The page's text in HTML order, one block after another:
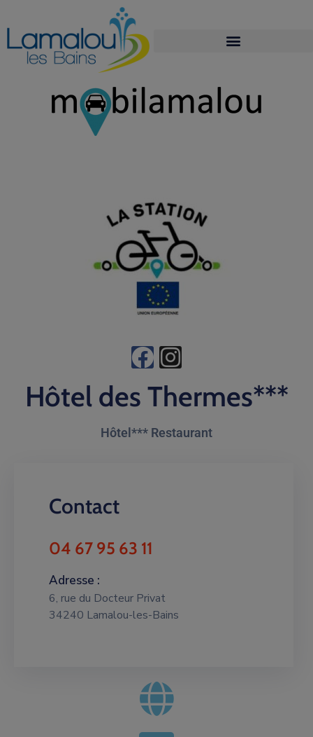
Hôtel des Thermes***
Hôtel*** Restaurant
Contact
04 67 95 63 11
Adresse :
6, rue du Docteur Privat
34240 Lamalou-les-Bains